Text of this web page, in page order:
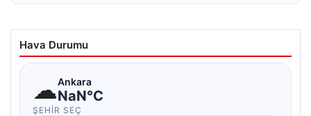
Hava Durumu
☁Ankara
NaN°C
ŞEHIR SEÇ